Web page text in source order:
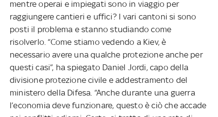
mentre operai e impiegati sono in viaggio per
raggiungere cantieri e uffici? I vari cantoni si sono
posti il problema e stanno studiando come
risolverlo. “Come stiamo vedendo a Kiev, è
necessario avere una qualche protezione anche per
questi casi”, ha spiegato Daniel Jordi, capo della
divisione protezione civile e addestramento del
ministero della Difesa. “Anche durante una guerra
l’economia deve funzionare, questo è ciò che accade